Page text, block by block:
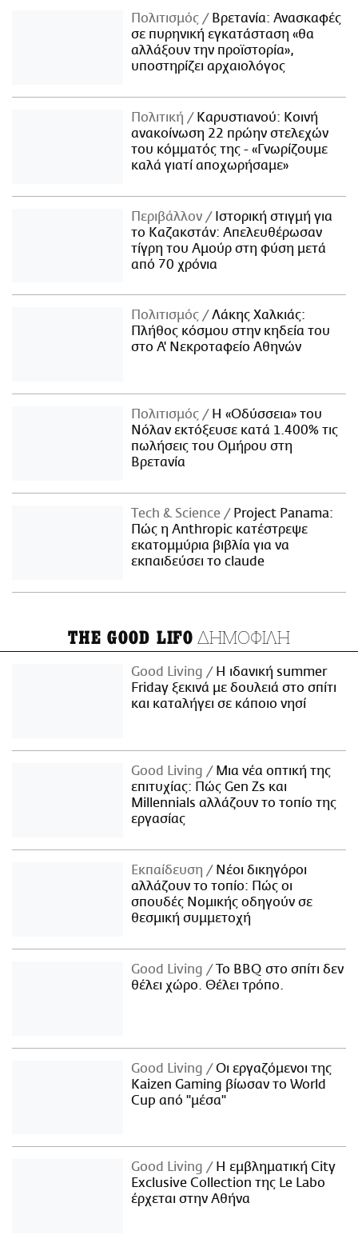
Πολιτισμός
Βρετανία: Ανασκαφές
σε πυρηνική εγκατάσταση «θα
αλλάξουν την προϊστορία»,
υποστηρίζει αρχαιολόγος
Πολιτική
Καρυστιανού: Κοινή
ανακοίνωση 22 πρώην στελεχών
του κόμματός της - «Γνωρίζουμε
καλά γιατί αποχωρήσαμε»
Περιβάλλον
Ιστορική στιγμή για
το Καζακστάν: Απελευθέρωσαν
τίγρη του Αμούρ στη φύση μετά
από 70 χρόνια
Πολιτισμός
Λάκης Χαλκιάς:
Πλήθος κόσμου στην κηδεία του
στο Α' Νεκροταφείο Αθηνών
Πολιτισμός
Η «Οδύσσεια» του
Νόλαν εκτόξευσε κατά 1.400% τις
πωλήσεις του Ομήρου στη
Βρετανία
Τech & Science
Project Panama:
Πώς η Anthropic κατέστρεψε
εκατομμύρια βιβλία για να
εκπαιδεύσει το claude
THE GOOD LIFO ΔΗΜΟΦΙΛΗ
Good Living
Η ιδανική summer
Friday ξεκινά με δουλειά στο σπίτι
και καταλήγει σε κάποιο νησί
Good Living
Μια νέα οπτική της
επιτυχίας: Πώς Gen Zs και
Millennials αλλάζουν το τοπίο της
εργασίας
Εκπαίδευση
Νέοι δικηγόροι
αλλάζουν το τοπίο: Πώς οι
σπουδές Νομικής οδηγούν σε
θεσμική συμμετοχή
Good Living
Το BBQ στο σπίτι δεν
θέλει χώρο. Θέλει τρόπο.
Good Living
Οι εργαζόμενοι της
Kaizen Gaming βίωσαν το World
Cup από "μέσα"
Good Living
Η εμβληματική City
Exclusive Collection της Le Labo
έρχεται στην Αθήνα